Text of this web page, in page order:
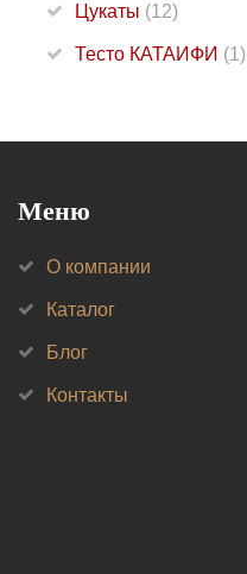
Цукаты (12)
Тесто КАТАИФИ (1)
Меню
О компании
Каталог
Блог
Контакты